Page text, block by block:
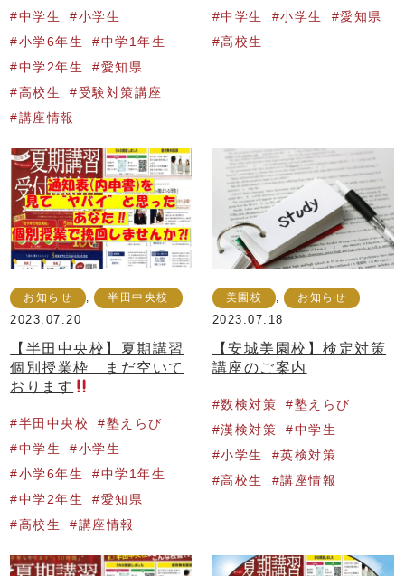
中学生
小学生
小学6年生
中学1年生
中学2年生
愛知県
高校生
受験対策講座
講座情報
中学生
小学生
愛知県
高校生
お知らせ , 半田中央校
2023.07.20
【半田中央校】夏期講習
個別授業枠 まだ空いて
おります
半田中央校
塾えらび
中学生
小学生
小学6年生
中学1年生
中学2年生
愛知県
高校生
講座情報
美園校 , お知らせ
2023.07.18
【安城美園校】検定対策
講座のご案内
数検対策
塾えらび
漢検対策
中学生
小学生
英検対策
高校生
講座情報